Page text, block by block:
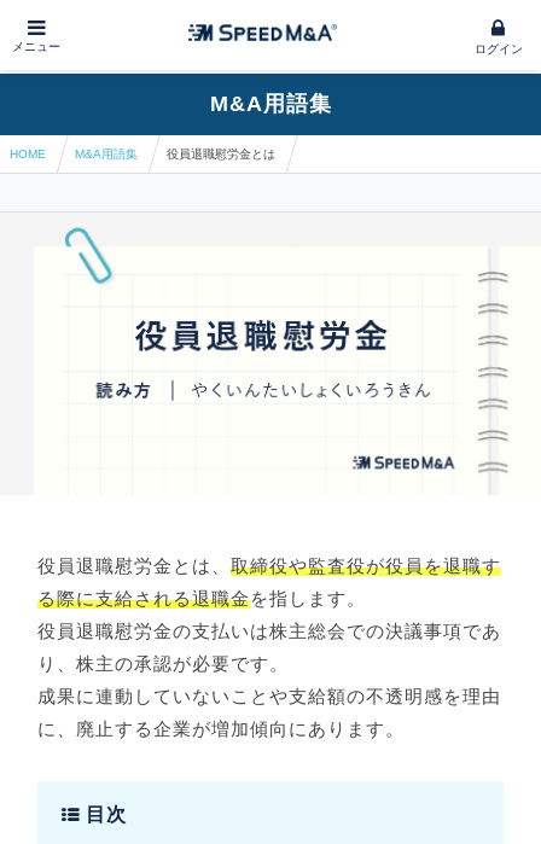
メニュー ログイン
M&A用語集
HOME M&A用語集 役員退職慰労金とは
役員退職慰労金とは、取締役や監査役が役員を退職す
る際に支給される退職金を指します。
役員退職慰労金の支払いは株主総会での決議事項であ
り、株主の承認が必要です。
成果に連動していないことや支給額の不透明感を理由
に、廃止する企業が増加傾向にあります。
目次